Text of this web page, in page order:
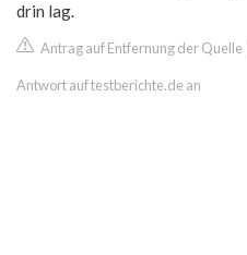
drin lag.
Antrag auf Entfernung der Quelle
Antwort auf testberichte.de an